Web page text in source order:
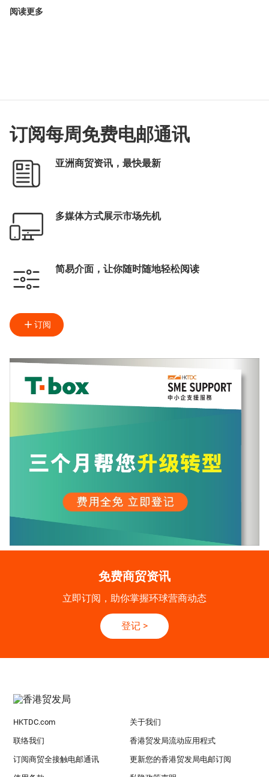
阅读更多
订阅每周免费电邮通讯
亚洲商贸资讯，最快最新
多媒体方式展示市场先机
简易介面，让你随时随地轻松阅读
订阅
免费商贸资讯
立即订阅，助你掌握环球营商动态
登记 >
HKTDC.com 关于我们
联络我们 香港贸发局流动应用程式
订阅商贸全接触电邮通讯 更新您的香港贸发局电邮订阅